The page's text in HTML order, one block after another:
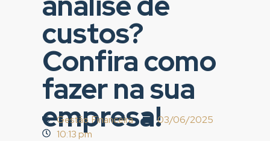
custos?
Confira como
fazer na sua
empresa!
Gestão Financeira
03/06/2025
10:13 pm